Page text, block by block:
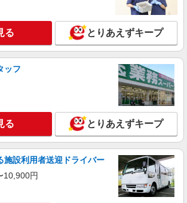
鎌倉駅▼綺麗なサ高住で生活ケア▼清掃やフロ
の巡回など
時給1600円〜2250円 ＜日払い有/週払い有/交
費全支給(ガソリン代含む)＞
鎌倉市 最寄り駅：鎌倉
詳細を見る
2023580
倉駅≫1日5h〜勤務OK＊高齢者マンション
サポートSTAFF
時給1550円〜2312円 ＜交通費全支給(ガソリ
代含む)＞
る とりあえずキープ
ッフ
る とりあえずキープ
施設利用者送迎ドライバー
10,900円